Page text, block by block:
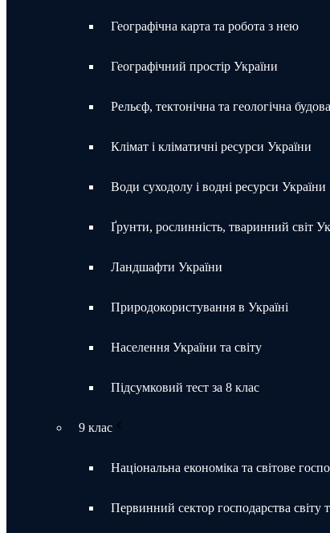
Географічна карта та робота з нею
Географічний простір України
Рельєф, тектонічна та геологічна
Клімат і кліматичні ресурси України
Води суходолу і водні ресурси України
Ґрунти, рослинність, тваринний світ
Ландшафти України
Природокористування в Україні
Населення України та світу
Підсумковий тест за 8 клас
9 клас
Національна економіка та світове
Первинний сектор господарства світу